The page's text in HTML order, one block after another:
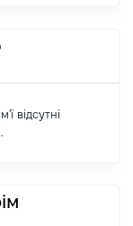
відсутні